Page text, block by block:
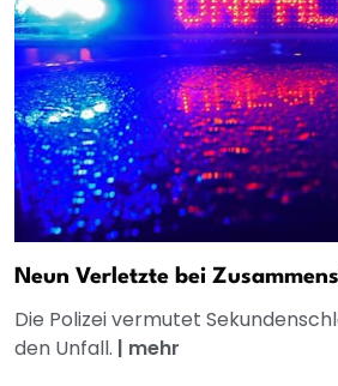
Neun Verletzte bei
Die Polizei vermutet
den Unfall. | mehr